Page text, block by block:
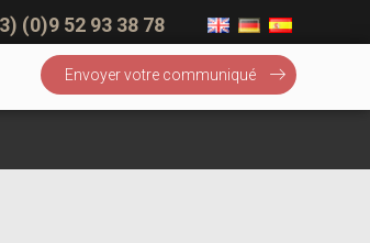
(0)9 52 93 38 78
Envoyer votre communiqué